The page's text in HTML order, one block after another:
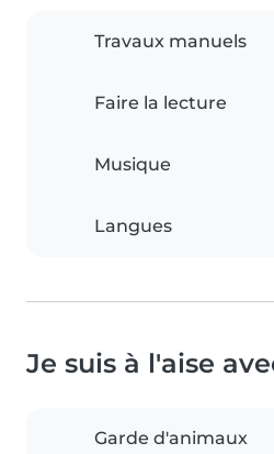
Travaux manuels
Faire la lecture
Musique
Langues
Je suis à l'aise
Garde d'animaux